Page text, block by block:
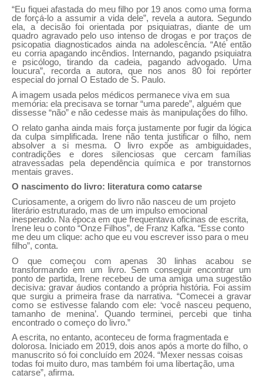
“Eu fiquei afastada do meu filho por 19 anos como uma forma
de forçá-lo a assumir a vida dele”, revela a autora. Segundo
ela, a decisão foi orientada por psiquiatras, diante de um
quadro agravado pelo uso intenso de drogas e por traços de
psicopatia diagnosticados ainda na adolescência. “Até então
eu corria apagando incêndios. Internando, pagando psiquiatra
e psicólogo, tirando da cadeia, pagando advogado. Uma
loucura”, recorda a autora, que nos anos 80 foi repórter
especial do jornal O Estado de S. Paulo.
A imagem usada pelos médicos permanece viva em sua
memória: ela precisava se tornar “uma parede”, alguém que
dissesse “não” e não cedesse mais às manipulações do filho.
O relato ganha ainda mais força justamente por fugir da lógica
da culpa simplificada. Irene não tenta justificar o filho, nem
absolver a si mesma. O livro expõe as ambiguidades,
contradições e dores silenciosas que cercam famílias
atravessadas pela dependência química e por transtornos
mentais graves.
O nascimento do livro: literatura como catarse
Curiosamente, a origem do livro não nasceu de um projeto
literário estruturado, mas de um impulso emocional
inesperado. Na época em que frequentava oficinas de escrita,
Irene leu o conto “Onze Filhos”, de Franz Kafka. “Esse conto
me deu um clique: acho que eu vou escrever isso para o meu
filho”, conta.
O que começou com apenas 30 linhas acabou se
transformando em um livro. Sem conseguir encontrar um
ponto de partida, Irene recebeu de uma amiga uma sugestão
decisiva: gravar áudios contando a própria história. Foi assim
que surgiu a primeira frase da narrativa. “Comecei a gravar
como se estivesse falando com ele: ‘você nasceu pequeno,
tamanho de menina’. Quando terminei, percebi que tinha
encontrado o começo do livro.”
A escrita, no entanto, aconteceu de forma fragmentada e
dolorosa. Iniciado em 2019, dois anos após a morte do filho, o
manuscrito só foi concluído em 2024. “Mexer nessas coisas
todas foi muito duro, mas também foi uma libertação, uma
catarse”, afirma.